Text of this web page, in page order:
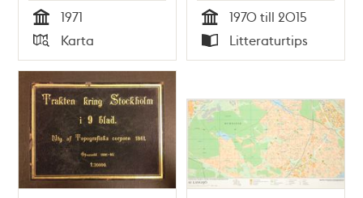
Tid
1971
Typ
Karta Tid
1970 till 2015
Typ
Litteraturtips